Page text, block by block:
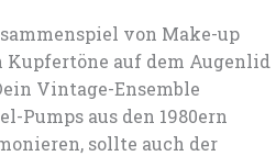
von Make-up
Kupfertöne auf dem Augenlid
Vintage-Ensemble
Pumps aus den 1980ern
sollte auch der